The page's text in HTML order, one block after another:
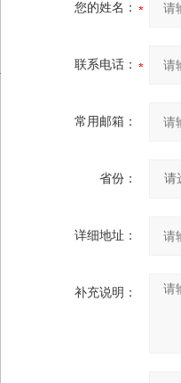
您的姓名：
联系电话：
常用邮箱：
省份：
详细地址：
补充说明：